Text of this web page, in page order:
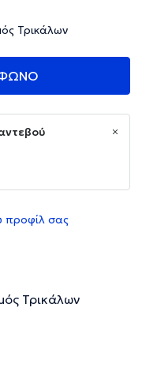
Τρικάλων
προφίλ σας
Τρικάλων